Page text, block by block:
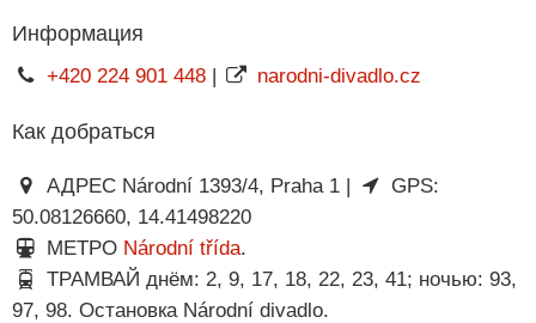
Информация
+420 224 901 448| narodni-divadlo.cz
Как добраться
АДРЕС Národní 1393/4, Praha 1 |
GPS:
50.08126660, 14.41498220
МЕТРО Národní třída.
ТРАМВАЙ днём: 2, 9, 17, 18, 22, 23, 41; ночью: 93,
97, 98. Остановка Národní divadlo.